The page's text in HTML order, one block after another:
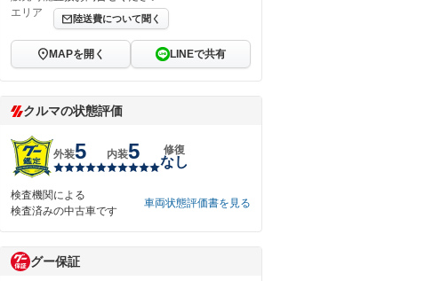
エリア
陸送費について聞く
MAPを開く LINEで共有
クルマの状態評価
外装5 内装5 修復
なし
検査機関による
検査済みの中古車です
車両状態評価書を見る
グー保証